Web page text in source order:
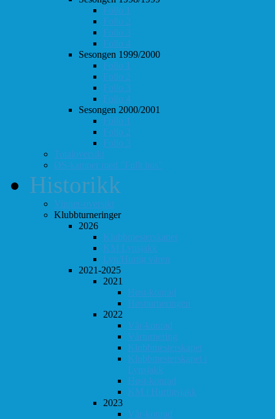
Follo 1
Follo 2
Follo 3
Follo 4
Sesongen 1999/2000
Follo 1
Follo 2
Follo 3
Follo 4
Sesongen 2000/2001
Follo 1
Follo 2
Follo 3
Totaloversikt
ØS-kamper med "Fullt hus"
Historikk
Vinner-oversikt
Klubbturneringer
2026
Klubbmesterskapet
KM Lynsjakk
Lyn/Hurtig våren
2021-2025
2021
Høst-konrad
Høstturneringen
2022
Vår-konrad
Vårturnering
Klubbmesterskapet
Klubbmesterskapet i
Lynsjakk
Høst-konrad
KM i Hurtigsjakk
2023
Vår-konrad